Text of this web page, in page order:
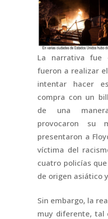
La narrativa fue
fueron a realizar
intentar hacer
compra con un
de una
provocaron su
presentaron a
víctima del
cuatro policías
de origen asiático
Sin embargo, la
muy diferente, tal